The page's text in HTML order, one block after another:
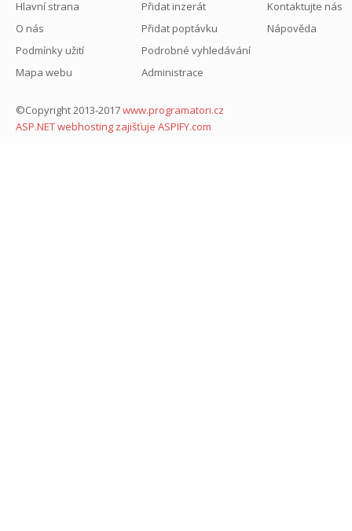
Hlavní strana
O nás
Podmínky užití
Mapa webu
©Copyright 2013-2017www.programatori.cz
ASP.NET webhosting zajišťuje ASPIFY.com
Přidat inzerát
Přidat poptávku
Podrobné vyhledávání
Administrace
Kontaktujte nás
Nápověda